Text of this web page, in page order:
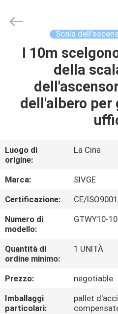
CASA
PRODOTTI
CIRCA
NOI
GIRO
DELLA
FABBRICA
CONTROLLO
DI
QUALITÀ
MACHINERY
Scala
I 10m
della
dell'albero
Luogo di
origine:
La Cina
Marca:
SIVGE
Certificazione:
CE/
Numero di
modello:
GTWY10-
Quantità di
ordine minimo:
1 UNITÀ
Prezzo:
negotiable
Imballaggi
particolari:
pallet